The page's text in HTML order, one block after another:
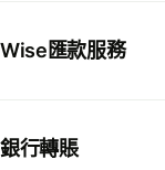
Wise匯款服務
銀行轉賬